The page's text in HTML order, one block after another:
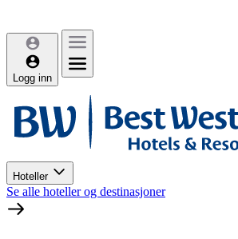
Logg inn
Hoteller
Se alle hoteller og destinasjoner